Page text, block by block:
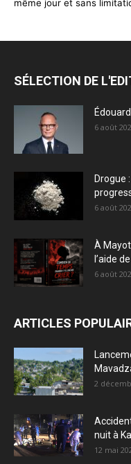
même jour et sans
SÉLECTION DE
6 août
Drogue
6 août
À
l’aide
6 août
ARTICLES
2
nuit à
12 mai